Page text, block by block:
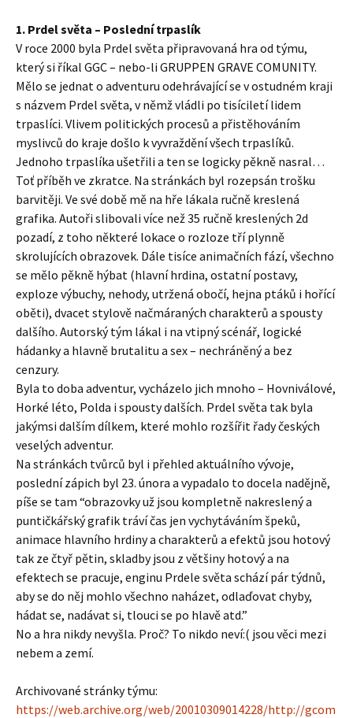
1. Prdel světa – Poslední trpaslík
V roce 2000 byla Prdel světa připravovaná hra od týmu,
který si říkal GGC – nebo-li GRUPPEN GRAVE COMUNITY.
Mělo se jednat o adventuru odehrávající se v ostudném kraji
s názvem Prdel světa, v němž vládli po tisíciletí lidem
trpaslíci. Vlivem politických procesů a přistěhováním
myslivců do kraje došlo k vyvraždění všech trpaslíků.
Jednoho trpaslíka ušetřili a ten se logicky pěkně nasral…
Toť příběh ve zkratce. Na stránkách byl rozepsán trošku
barvitěji. Ve své době mě na hře lákala ručně kreslená
grafika. Autoři slibovali více než 35 ručně kreslených 2d
pozadí, z toho některé lokace o rozloze tří plynně
skrolujících obrazovek. Dále tisíce animačních fází, všechno
se mělo pěkně hýbat (hlavní hrdina, ostatní postavy,
exploze výbuchy, nehody, utržená obočí, hejna ptáků i hořící
oběti), dvacet stylově načmáraných charakterů a spousty
dalšího. Autorský tým lákal i na vtipný scénář, logické
hádanky a hlavně brutalitu a sex – nechráněný a bez
cenzury.
Byla to doba adventur, vycházelo jich mnoho – Hovniválové,
Horké léto, Polda i spousty dalších. Prdel světa tak byla
jakýmsi dalším dílkem, které mohlo rozšířit řady českých
veselých adventur.
Na stránkách tvůrců byl i přehled aktuálního vývoje,
poslední zápich byl 23. února a vypadalo to docela nadějně,
píše se tam “obrazovky už jsou kompletně nakreslený a
puntičkářský grafik tráví čas jen vychytáváním špeků,
animace hlavního hrdiny a charakterů a efektů jsou hotový
tak ze čtyř pětin, skladby jsou z většiny hotový a na
efektech se pracuje, enginu Prdele světa schází pár týdnů,
aby se do něj mohlo všechno naházet, odlaďovat chyby,
hádat se, nadávat si, tlouci se po hlavě atd.”
No a hra nikdy nevyšla. Proč? To nikdo neví:( jsou věci mezi
nebem a zemí.
Archivované stránky týmu:
https://web.archive.org/web/20010309014228/http://gcom